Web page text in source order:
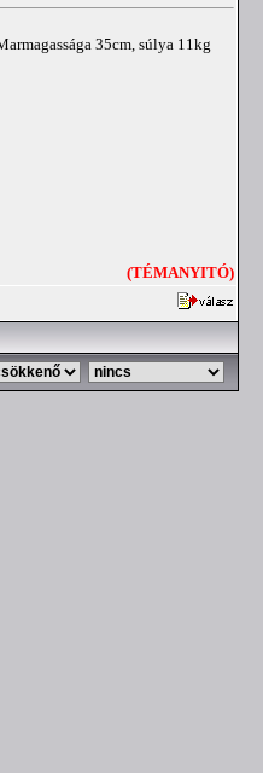
35cm, súlya 11kg
(TÉMANYITÓ)